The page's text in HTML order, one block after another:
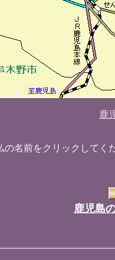
鹿
の名前をクリックしてく
鹿児島